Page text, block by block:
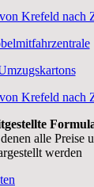
Krefeld nach
Krefeld nach
alle Preise
werden